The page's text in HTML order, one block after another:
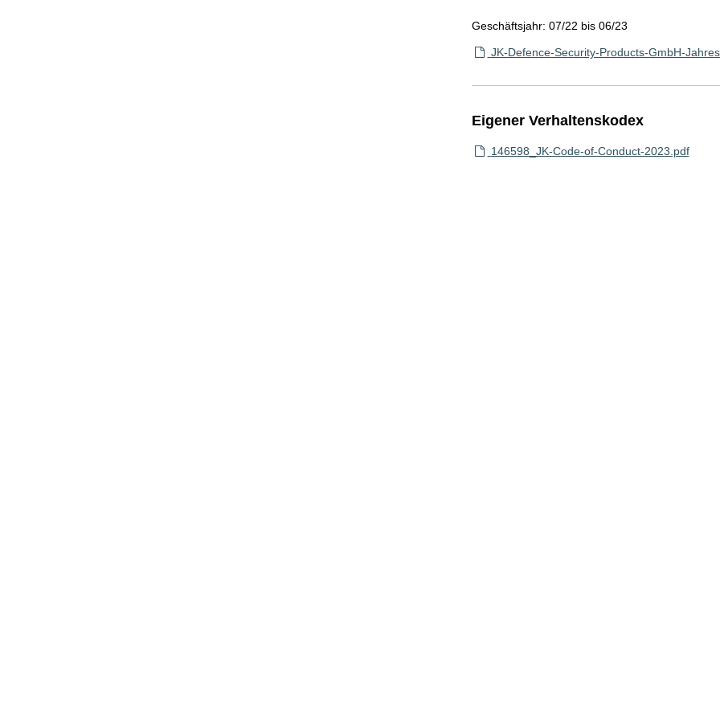
Geschäftsjahr: 07/22 bis 06/23
JK-Defence-Security-Products-GmbH-
Eigener Verhaltenskodex
146598_JK-Code-of-Conduct-2023.pdf